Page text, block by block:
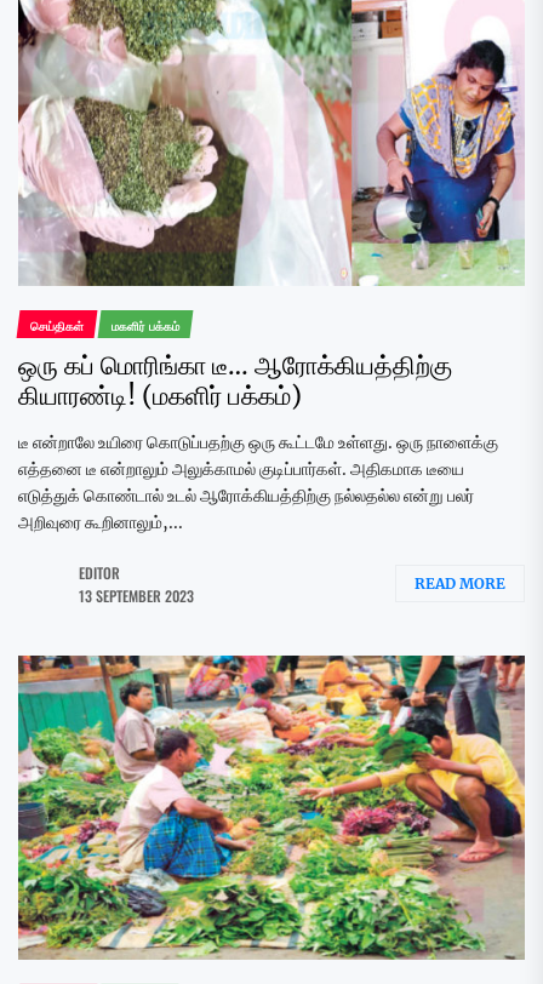
செய்திகள் மகளிர் பக்கம்
ஒரு கப் மொரிங்கா டீ… ஆரோக்கியத்திற்கு
கியாரண்டி! (மகளிர் பக்கம்)
டீ என்றாலே உயிரை கொடுப்பதற்கு ஒரு கூட்டமே உள்ளது. ஒரு நாளைக்கு
எத்தனை டீ என்றாலும் அலுக்காமல் குடிப்பார்கள். அதிகமாக டீயை
எடுத்துக் கொண்டால் உடல் ஆரோக்கியத்திற்கு நல்லதல்ல என்று பலர்
அறிவுரை கூறினாலும்,...
EDITOR
13 SEPTEMBER 2023
READ MORE